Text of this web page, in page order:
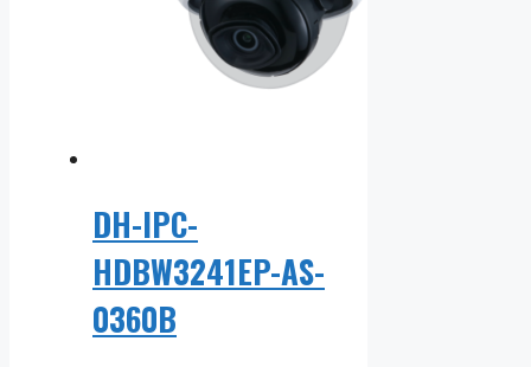
DH-IPC-
HDBW3241EP-AS-
0360B